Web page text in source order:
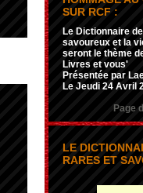
SUR RCF :
Le Dictionnaire
savoureux et la
seront le thème
Livres et vous'
Présentée par
Le Jeudi 24 Avril
Page
LE
RARES ET